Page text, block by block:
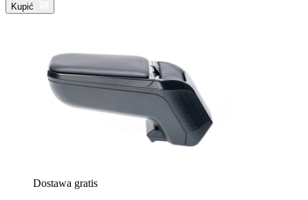
Kupić
Dostawa gratis